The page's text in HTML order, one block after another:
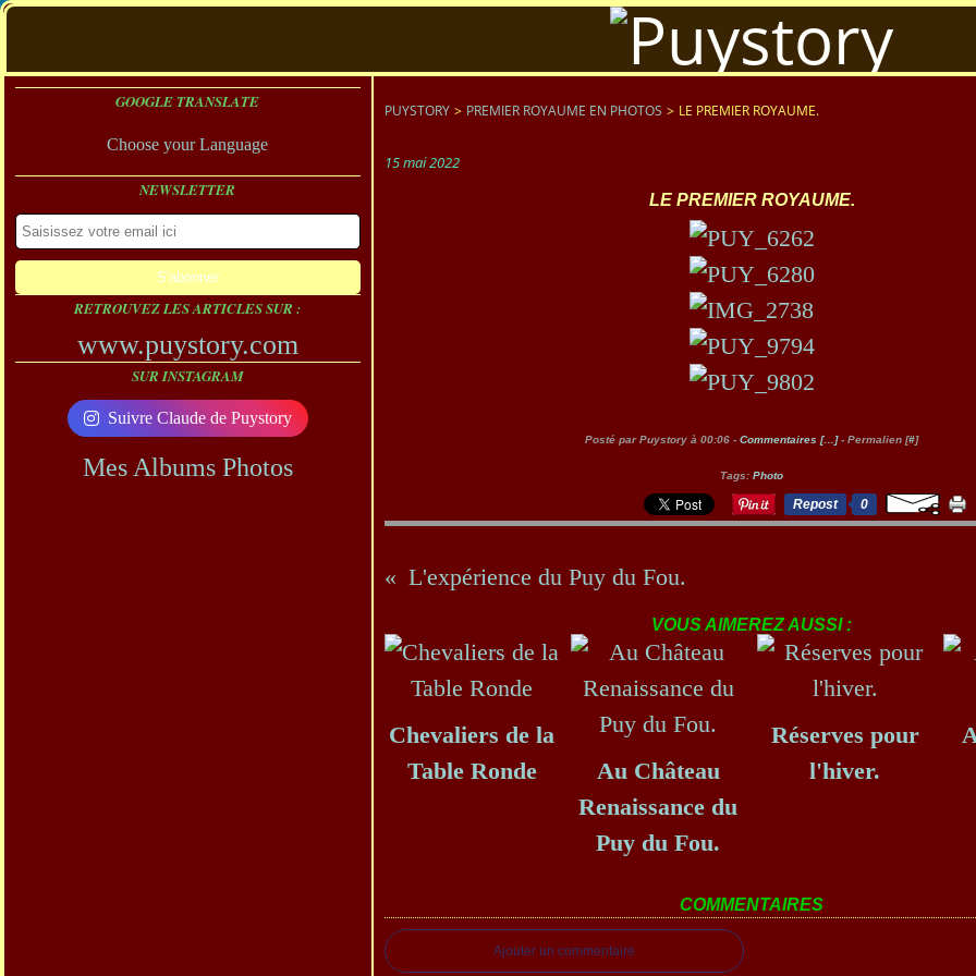
GOOGLE TRANSLATE
Choose your Language
NEWSLETTER
RETROUVEZ LES ARTICLES SUR :
www.puystory.com
SUR INSTAGRAM
Suivre Claude de Puystory
Mes Albums Photos
PUYSTORY > PREMIER ROYAUME EN PHOTOS > LE PREMIER ROYAUME.
15 mai 2022
LE PREMIER ROYAUME.
Posté par Puystory à 00:06 - Commentaires [… ]- Permalien [#]
Tags: Photo
Repost 0
L'expérience du Puy du Fou.
VOUS AIMEREZ AUSSI :
Chevaliers de la
Table Ronde
Au Château
Renaissance du
Puy du Fou.
Réserves pour
l'hiver.
COMMENTAIRES
Ajouter un commentaire